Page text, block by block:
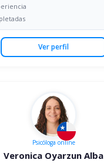
Ver perfil
Psicóloga online
Veronica Oyarzun Alba